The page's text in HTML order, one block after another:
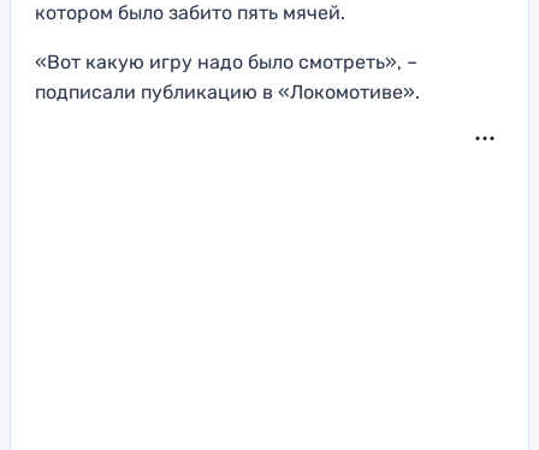
котором было забито пять мячей.
«Вот какую игру надо было смотреть», –
подписали публикацию в «Локомотиве».